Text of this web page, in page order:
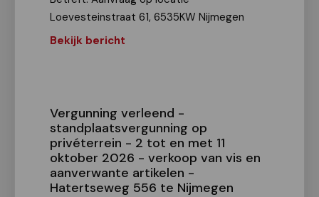
Loevesteinstraat 61, 6535KW Nijmegen
Bekijk bericht
Vergunning verleend -
standplaatsvergunning op
privéterrein - 2 tot en met 11
oktober 2026 - verkoop van vis en
aanverwante artikelen -
Hatertseweg 556 te Nijmegen